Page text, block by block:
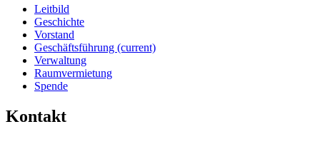
Leitbild
Geschichte
Vorstand
Geschäftsführung (current)
Verwaltung
Raumvermietung
Spende
Kontakt